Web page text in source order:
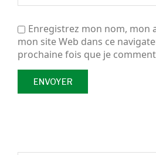
Enregistrez mon nom, mon
mon site Web dans ce
prochaine fois que je